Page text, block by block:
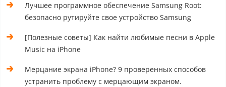
Лучшее программное обеспечение Samsung Root:
безопасно рутируйте свое устройство Samsung
[Полезные советы] Как найти любимые песни в Apple
Music на iPhone
Мерцание экрана iPhone? 9 проверенных способов
устранить проблему с мерцающим экраном.